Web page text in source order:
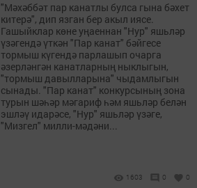
"Мәхәббәт пар канатлы булса гына бәхет
китерә", дип язган бер акыл иясе.
Гашыйклар көне уңаеннан "Нур" яшьләр
үзәгендә үткән "Пар канат" бәйгесе
тормыш күгендә парлашып очарга
әзерләнгән канатларның ныклыгын,
"тормыш давылларына" чыдамлыгын
сынады. "Пар канат" конкурсының зона
турын шәһәр мәгариф һәм яшьләр белән
эшләү идарәсе, "Нур" яшьләр үзәге,
"Мизгел" милли-мәдәни...
1603 0 0